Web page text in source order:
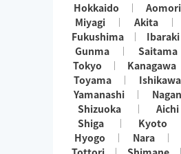
Hokkaido Aomori
Miyagi
Akita
Fukushima
Ibaraki
Gunma
Saitama
Tokyo
Kanagawa
Toyama
Ishikawa
Yamanashi
Shizuoka
Aichi
Shiga
Kyoto
Hyogo
Nara